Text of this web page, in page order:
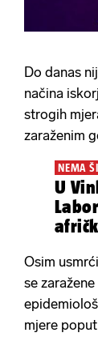
Do danas
načina
strogih
zaraženim
NEMA
U
Osim
se
mjere